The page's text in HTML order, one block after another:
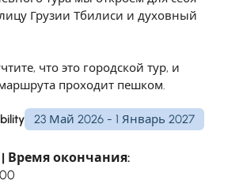
Грузии Тбилиси и духовный
что это городской тур, и
проходит пешком.
23 Май 2026 - 1 Январь 2027
Время окончания: